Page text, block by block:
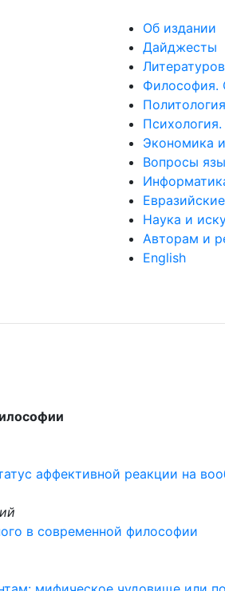
Об издании
Дайджесты
Философия.
Экономика
Вопросы
Наука и
Авторам и
English
аффективной реакции на
в современной философии